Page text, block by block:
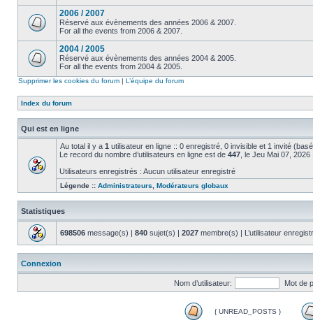
2006 / 2007
Réservé aux évènements des années 2006 & 2007.
For all the events from 2006 & 2007.
2004 / 2005
Réservé aux évènements des années 2004 & 2005.
For all the events from 2004 & 2005.
Supprimer les cookies du forum | L’équipe du forum
Index du forum
Qui est en ligne
Au total il y a 1 utilisateur en ligne :: 0 enregistré, 0 invisible et 1 invité
Le record du nombre d’utilisateurs en ligne est de 447 , le Jeu Mai 07, 2026
Utilisateurs enregistrés : Aucun utilisateur enregistré
Légende :: Administrateurs Modérateurs globaux
Statistiques
698506 message(s) | 840 sujet(s) | 2027 membre(s) | L’utilisateur
Connexion
Nom d’utilisateur: Mot de
{ UNREAD_POSTS }